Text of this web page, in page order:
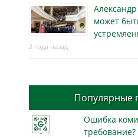
может
2 года назад
Популярные
Ошибка